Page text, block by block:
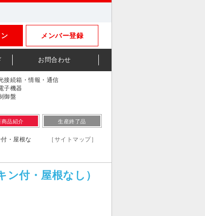
メンバー登録
お問合わせ
接続箱・情報・通信
子機器
御盤
商品紹介 生産終了品
・屋根な
［サイトマップ］
付・屋根なし）